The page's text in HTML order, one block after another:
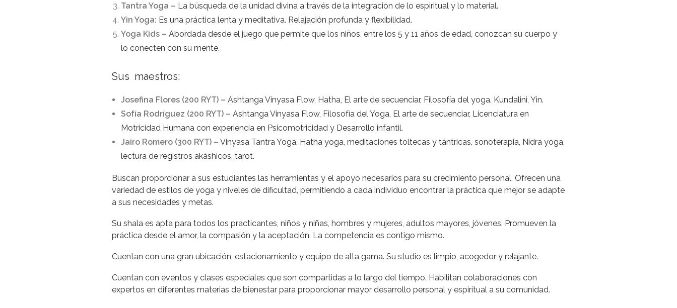
Tantra Yoga – La búsqueda de la unidad divina a través de la integración de lo espiritual y lo material.
Yin Yoga: Es una práctica lenta y meditativa. Relajación profunda y flexibilidad.
Yoga Kids – Abordada desde el juego que permite que los niños, entre los 5 y 11 años de edad, conozcan su cuerpo y
lo conecten con su mente.
Sus maestros:
Josefina Flores (200 RYT) – Ashtanga Vinyasa Flow, Hatha, El arte de secuenciar, Filosofía del yoga, Kundalini, Yin.
Sofía Rodríguez (200 RYT) – Ashtanga Vinyasa Flow, Filosofía del Yoga, El arte de secuenciar, Licenciatura en
Motricidad Humana con experiencia en Psicomotricidad y Desarrollo infantil.
Jairo Romero (300 RYT) – Vinyasa Tantra Yoga, Hatha yoga, meditaciones toltecas y tántricas, sonoterapia, Nidra yoga,
lectura de registros akáshicos, tarot.
Buscan proporcionar a sus estudiantes las herramientas y el apoyo necesarios para su crecimiento personal. Ofrecen una
variedad de estilos de yoga y niveles de dificultad, permitiendo a cada individuo encontrar la práctica que mejor se adapte
a sus necesidades y metas.
Su shala es apta para todos los practicantes, niños y niñas, hombres y mujeres, adultos mayores, jóvenes. Promueven la
práctica desde el amor, la compasión y la aceptación. La competencia es contigo mismo.
Cuentan con una gran ubicación, estacionamiento y equipo de alta gama. Su studio es limpio, acogedor y relajante.
Cuentan con eventos y clases especiales que son compartidas a lo largo del tiempo. Habilitan colaboraciones con
expertos en diferentes materias de bienestar para proporcionar mayor desarrollo personal y espiritual a su comunidad.